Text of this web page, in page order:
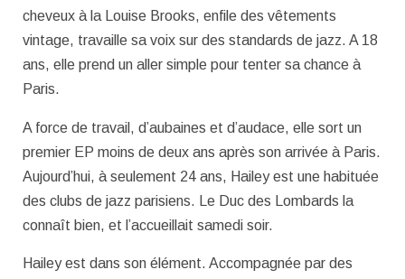
cheveux à la Louise Brooks, enfile des vêtements
vintage, travaille sa voix sur des standards de jazz. A 18
ans, elle prend un aller simple pour tenter sa chance à
Paris.
A force de travail, d’aubaines et d’audace, elle sort un
premier EP moins de deux ans après son arrivée à Paris.
Aujourd’hui, à seulement 24 ans, Hailey est une habituée
des clubs de jazz parisiens. Le Duc des Lombards la
connaît bien, et l’accueillait samedi soir.
Hailey est dans son élément. Accompagnée par des